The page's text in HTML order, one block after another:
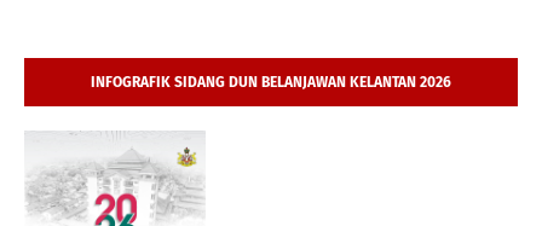
INFOGRAFIK SIDANG DUN BELANJAWAN KELANTAN 2026